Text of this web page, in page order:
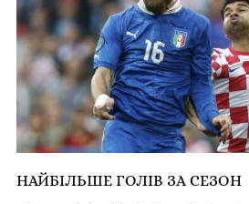
НАЙБІЛЬШЕ ГОЛІВ ЗА СЕЗОН